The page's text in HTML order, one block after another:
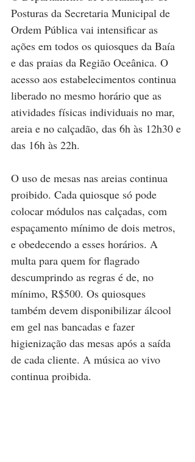
Posturas da Secretaria Municipal de
Ordem Pública vai intensificar as
ações em todos os quiosques da Baía
e das praias da Região Oceânica. O
acesso aos estabelecimentos continua
liberado no mesmo horário que as
atividades físicas individuais no mar,
areia e no calçadão, das 6h às 12h30 e
das 16h às 22h.
O uso de mesas nas areias continua
proibido. Cada quiosque só pode
colocar módulos nas calçadas, com
espaçamento mínimo de dois metros,
e obedecendo a esses horários. A
multa para quem for flagrado
descumprindo as regras é de, no
mínimo, R$500. Os quiosques
também devem disponibilizar álcool
em gel nas bancadas e fazer
higienização das mesas após a saída
de cada cliente. A música ao vivo
continua proibida.